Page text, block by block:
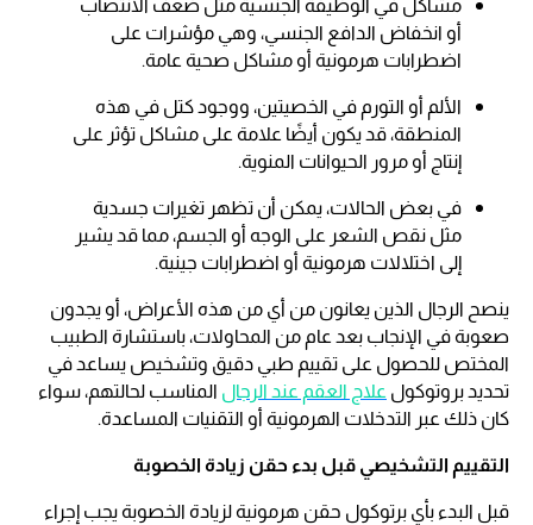
مشاكل في الوظيفة الجنسية مثل ضعف الانتصاب
أو انخفاض الدافع الجنسي، وهي مؤشرات على
اضطرابات هرمونية أو مشاكل صحية عامة.
الألم أو التورم في الخصيتين، ووجود كتل في هذه
المنطقة، قد يكون أيضًا علامة على مشاكل تؤثر على
إنتاج أو مرور الحيوانات المنوية.
في بعض الحالات، يمكن أن تظهر تغيرات جسدية
مثل نقص الشعر على الوجه أو الجسم، مما قد يشير
إلى اختلالات هرمونية أو اضطرابات جينية.
ينصح الرجال الذين يعانون من أي من هذه الأعراض، أو يجدون
صعوبة في الإنجاب بعد عام من المحاولات، باستشارة الطبيب
المختص للحصول على تقييم طبي دقيق وتشخيص يساعد في
تحديد بروتوكول علاج العقم عند الرجال المناسب لحالتهم، سواء
كان ذلك عبر التدخلات الهرمونية أو التقنيات المساعدة.
التقييم التشخيصي قبل بدء حقن زيادة الخصوبة
قبل البدء بأي برتوكول حقن هرمونية لزيادة الخصوبة يجب إجراء